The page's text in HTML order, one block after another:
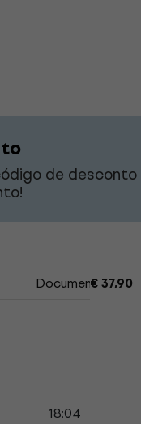
de desconto
Documentos€ 37,90
18:04